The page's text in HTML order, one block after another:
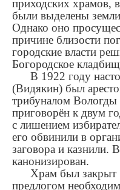
приходских храмов,
были выделены
Однако оно
причине близости
городские власти
Богородское
В 1922 году
(Видякин) был
трибуналом
приговорён к двум
с лишением
его обвинили в
заговора и казнили.
канонизирован.
Храм был закрыт
предлогом